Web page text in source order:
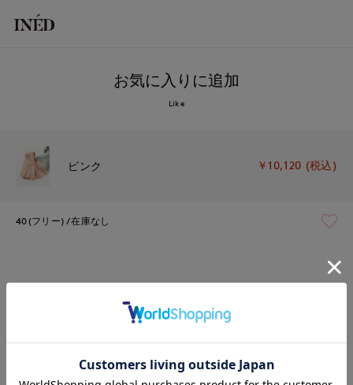
お気に入りに追加
Like
ピンク ￥10,120 (税込)
40(フリー) 在庫なし